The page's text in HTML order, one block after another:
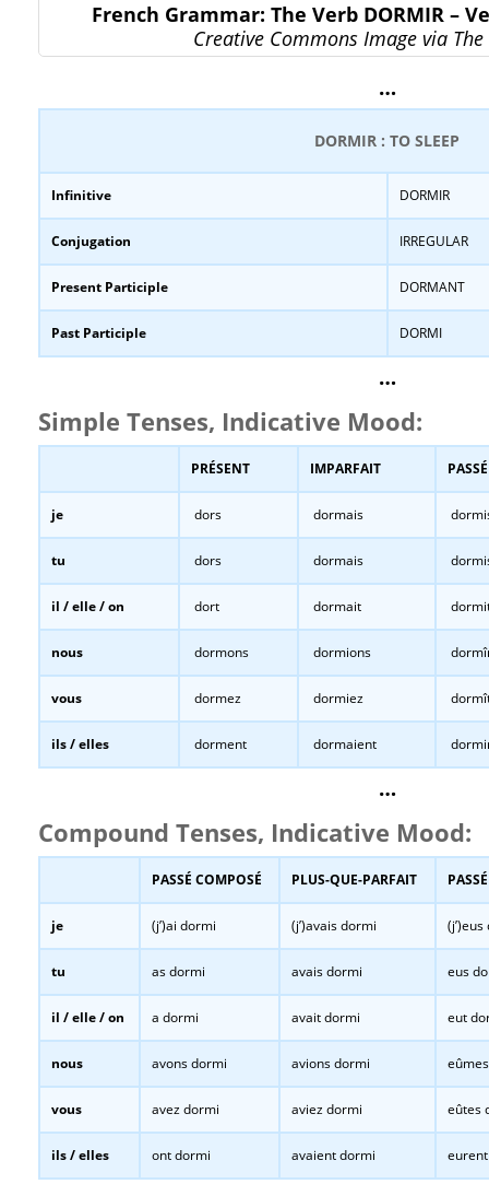
French Grammar: The Verb DORMIR –
Creative Commons Image via The
…
DORMIR : TO SLEEP
Infinitive DORMIR
Conjugation IRREGULAR
Present Participle DORMANT
Past Participle DORMI
…
Simple Tenses, Indicative Mood:
PRÉSENT IMPARFAIT
je dors dormais
tu dors dormais
il / elle / on dort dormait
nous dormons dormions
vous dormez dormiez
ils / elles dorment dormaient
…
Compound Tenses, Indicative Mood:
PASSÉ COMPOSÉ PLUS-QUE-PARFAIT
je (j’)ai dormi (j’)avais dormi
tu as dormi avais dormi eus
il / elle / on a dormi avait dormi eut
nous avons dormi avions dormi
vous avez dormi aviez dormi eûtes
ils / elles ont dormi avaient dormi